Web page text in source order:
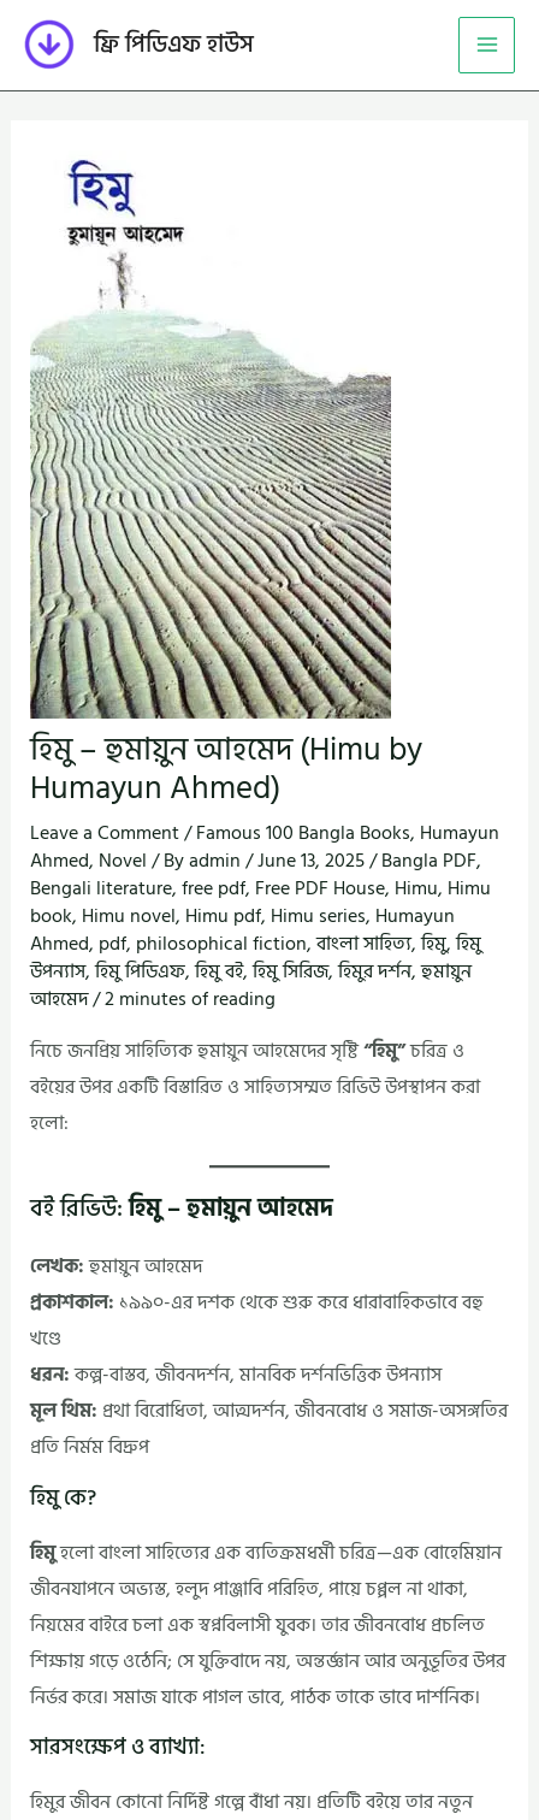
content
ফ্রি পিডিএফ হাউস
হিমু – হুমায়ুন আহমেদ (Himu by
Humayun Ahmed)
Leave a Comment/Famous 100 Bangla Books, Humayun
Ahmed, Novel/ Byadmin/June 13, 2025/Bangla PDF,
Bengali literature,free pdf, Free PDF House, Himu, Himu
book, Himu novel, Himu pdf, Himu series, Humayun
Ahmed, pdf, philosophical fiction,বাংলা সাহিত্য,হিমু,হিমু
উপন্যাস,হিমু পিডিএফ,হিমু বই,হিমু সিরিজ,হিমুর দর্শন,হুমায়ুন
আহমেদ/2 minutes of reading
নিচে জনপ্রিয় সাহিত্যিক হুমায়ুন আহমেদের সৃষ্টি“হিমু”চরিত্র ও
বইয়ের উপর একটি বিস্তারিত ও সাহিত্যসম্মত রিভিউ উপস্থাপন করা
হলো:
বই রিভিউ:হিমু – হুমায়ুন আহমেদ
লেখক:হুমায়ুন আহমেদ
প্রকাশকাল: ১৯৯০-এর দশক থেকে শুরু করে ধারাবাহিকভাবে বহু
খণ্ডে
ধরন:কল্প-বাস্তব, জীবনদর্শন, মানবিক দর্শনভিত্তিক উপন্যাস
মূল থিম: প্রথা বিরোধিতা, আত্মদর্শন, জীবনবোধ ও সমাজ-অসঙ্গতির
প্রতি নির্মম বিদ্রুপ
হিমু কে?
হিমুহলো বাংলা সাহিত্যের এক ব্যতিক্রমধর্মী চরিত্র—এক বোহেমিয়ান
জীবনযাপনে অভ্যস্ত, হলুদ পাঞ্জাবি পরিহিত, পায়ে চপ্পল না থাকা,
নিয়মের বাইরে চলা এক স্বপ্নবিলাসী যুবক। তার জীবনবোধ প্রচলিত
শিক্ষায় গড়ে ওঠেনি; সে যুক্তিবাদে নয়, অন্তর্জ্ঞান আর অনুভূতির উপর
নির্ভর করে। সমাজ যাকে পাগল ভাবে, পাঠক তাকে ভাবে দার্শনিক।
সারসংক্ষেপ ও ব্যাখ্যা:
হিমুর জীবন কোনো নির্দিষ্ট গল্পে বাঁধা নয়। প্রতিটি বইয়ে তার নতুন